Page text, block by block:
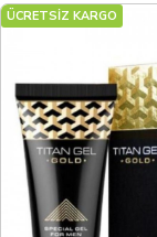
ÜCRETSİZ KARGO